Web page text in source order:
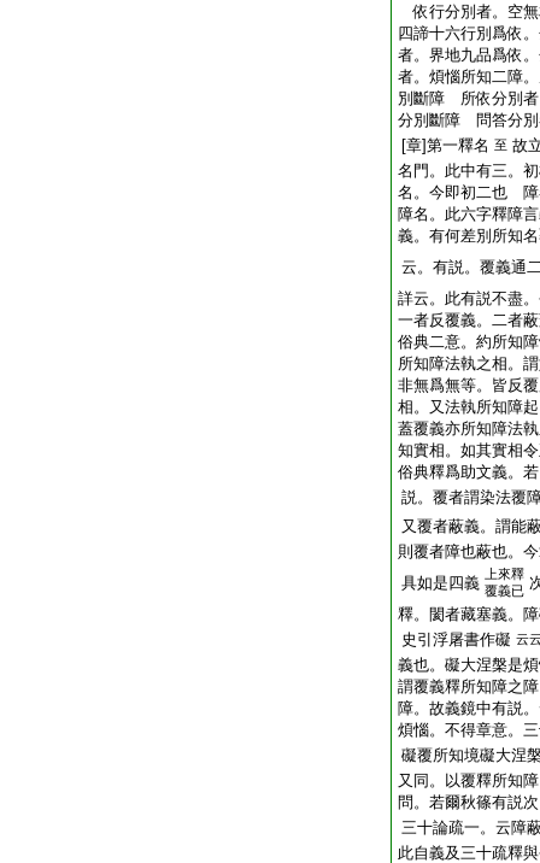
依行分別者。空
四諦十六行別爲依
者。界地九品爲依
者。煩惱所知二障
別斷障 所依分別者
分別斷障 問答分別
[章]第一釋名 至 故
名門。此中有三。
名。今即初二也 障
障名。此六字釋障
義。有何差別所知
云。有説。覆義通
詳云。此有説不盡
一者反覆義。二者
俗典二意。約所知
所知障法執之相。
非無爲無等。皆反
相。又法執所知障
蓋覆義亦所知障法
知實相。如其實相
俗典釋爲助文義。
説。覆者謂染法覆
又覆者蔽義。謂能
則覆者障也蔽也。
具如是四義
上來釋
覆義已
釋。閡者藏塞義。
史引浮屠書作礙 云
義也。礙大涅槃是
謂覆義釋所知障之
障。故義鏡中有説
煩惱。不得章意。
礙覆所知境礙大涅
又同。以覆釋所知
問。若爾秋篠有説
三十論疏一。云障
此自義及三十疏釋